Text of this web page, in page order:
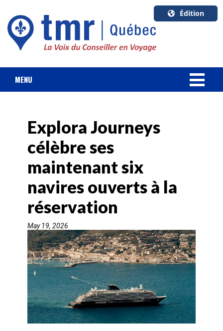
Édition
U.S.A.
English
Canada
MENU
FORFAIT VACANCES
CROISIÈRES
HOTELS & RESORTS
DESTINATIONS
AGENTS DE VOYAGE
FORMATION & RESSOURCES
Explora Journeys
célèbre ses
maintenant six
navires ouverts à la
réservation
May 19, 2026